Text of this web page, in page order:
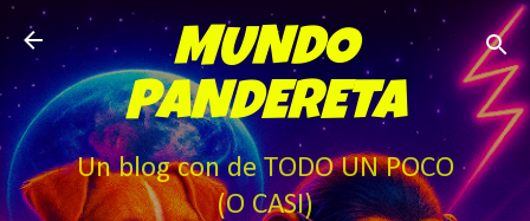
Ir al contenido principal
MUNDO
PANDERETA
Un blog con de TODO UN POCO
(O CASI)